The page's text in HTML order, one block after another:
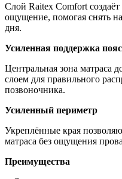
Слой Raitex Comfort
ощущение, помогая снять
дня.
Усиленная поддержка
Центральная зона матраса
слоем для правильного
позвоночника.
Усиленный периметр
Укреплённые края
матраса без ощущения
Преимущества